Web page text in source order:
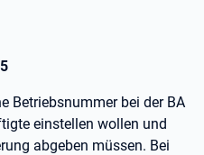
Betriebsnummer bei der BA
einstellen wollen und
abgeben müssen. Bei